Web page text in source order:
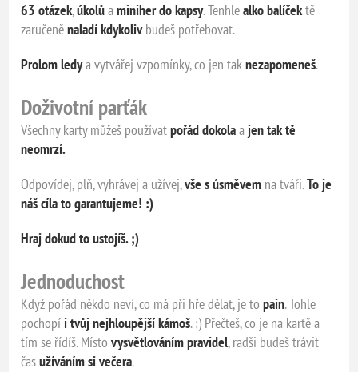
63 otázek,úkolůaminiher do kapsy. Tenhlealko balíčektě
zaručeněnaladí kdykolivbudeš potřebovat.
Prolom ledya vytvářej vzpomínky, co jen taknezapomeneš.
Doživotní parťák
Všechny karty můžeš používatpořád dokolaajen tak tě
neomrzí.
Odpovídej, plň, vyhrávej a užívej,vše s úsměvem na tváři.To je
náš cíla to garantujeme! :)
Hraj dokud to ustojíš. ;)
Jednoduchost
Když pořád někdo neví, co má při hře dělat, je topain. Tohle
pochopíi tvůj nejhloupější kámoš. :) Přečteš, co je na kartě a
tím se řídíš. Místovysvětlováním pravidel, radši budeš trávit
časužíváním si večera.